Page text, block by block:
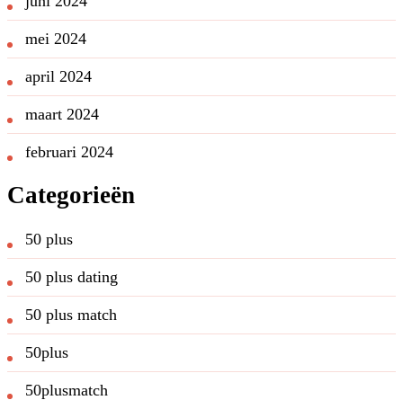
mei 2024
april 2024
maart 2024
februari 2024
Categorieën
50 plus
50 plus dating
50 plus match
50plus
50plusmatch